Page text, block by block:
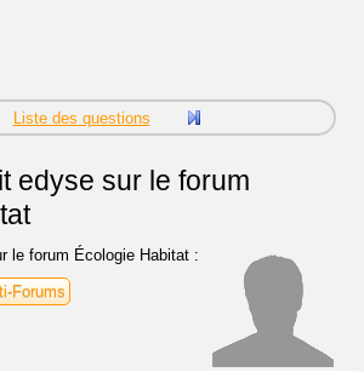
Liste des questions
edyse sur le forum
le forum Écologie Habitat :
Forums